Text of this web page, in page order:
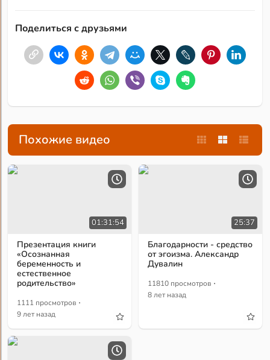
Поделиться с друзьями
Похожие видео
01:31:54
Презентация книги
«Осознанная
беременность и
естественное
родительство»
1111 просмотров ·
9 лет назад
25:37
Благодарности - средство
от эгоизма. Александр
Дувалин
11810 просмотров ·
8 лет назад